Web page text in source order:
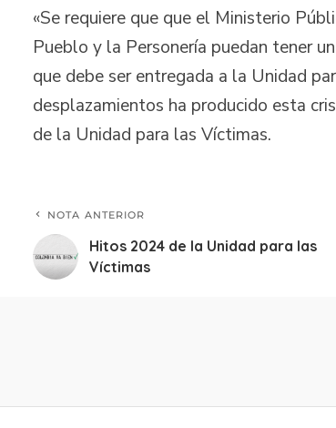
«Se requiere que que el Ministerio
Pueblo y la Personería puedan tener
que debe ser entregada a la Unidad
desplazamientos ha producido esta
de la Unidad para las Víctimas.
NOTA ANTERIOR
Hitos 2024 de la Unidad para las
Víctimas